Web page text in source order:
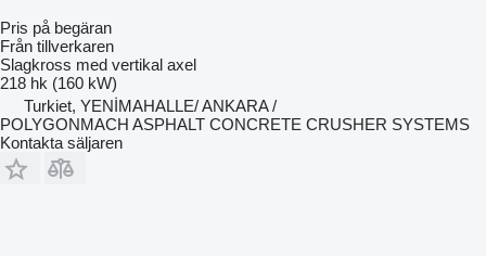
Pris på begäran
Från tillverkaren
Slagkross med vertikal axel
218 hk (160 kW)
Turkiet, YENİMAHALLE/ ANKARA /
POLYGONMACH ASPHALT CONCRETE CRUSHER SYSTEMS
Kontakta säljaren